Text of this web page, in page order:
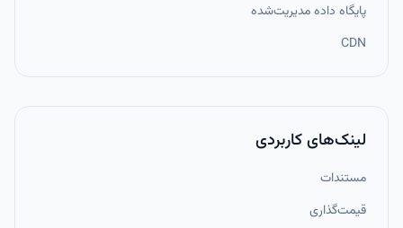
پایگاه داده مدیریت‌شده
CDN
لینک‌های کاربردی
مستندات
قیمت‌گذاری